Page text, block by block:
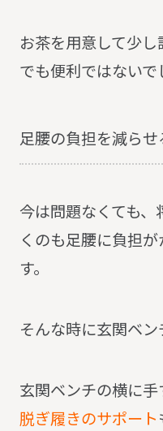
お茶を用意して少
でも便利ではないで
足腰の負担を減ら
今は問題なくても
くのも足腰に負担
す。
そんな時に玄関ベン
玄関ベンチの横に手
脱ぎ履きのサポート